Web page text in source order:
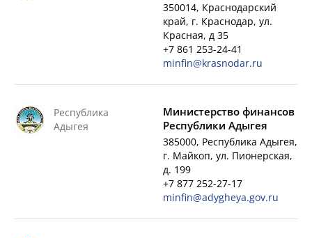
350014, Краснодарский
край, г. Краснодар, ул.
Красная, д 35
+7 861 253-24-41
minfin@krasnodar.ru
Республика
Адыгея
Министерство финансов
Республики Адыгея
385000, Республика Адыгея,
г. Майкоп, ул. Пионерская,
д. 199
+7 877 252-27-17
minfin@adygheya.gov.ru